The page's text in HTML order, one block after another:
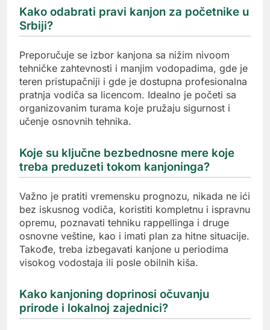
Kako odabrati pravi kanjon za početnike u
Srbiji?
Preporučuje se izbor kanjona sa nižim nivoom
tehničke zahtevnosti i manjim vodopadima, gde je
teren pristupačniji i gde je dostupna profesionalna
pratnja vodiča sa licencom. Idealno je početi sa
organizovanim turama koje pružaju sigurnost i
učenje osnovnih tehnika.
Koje su ključne bezbednosne mere koje
treba preduzeti tokom kanjoninga?
Važno je pratiti vremensku prognozu, nikada ne ići
bez iskusnog vodiča, koristiti kompletnu i ispravnu
opremu, poznavati tehniku rappellinga i druge
osnovne veštine, kao i imati plan za hitne situacije.
Takođe, treba izbegavati kanjone u periodima
visokog vodostaja ili posle obilnih kiša.
Kako kanjoning doprinosi očuvanju
prirode i lokalnoj zajednici?